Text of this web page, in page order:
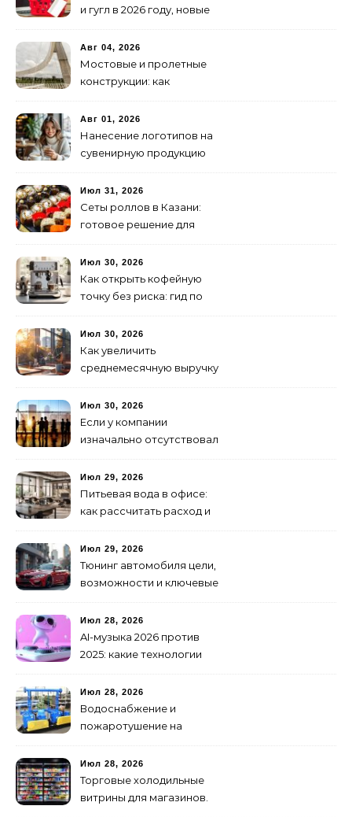
и гугл в 2026 году, новые
Авг 04, 2026
Мостовые и пролетные
конструкции: как
изготовление и поставку
Авг 01, 2026
Нанесение логотипов на
сувенирную продукцию
Июл 31, 2026
Сеты роллов в Казани:
готовое решение для
друзьями
Июл 30, 2026
Как открыть кофейную
точку без риска: гид по
Июл 30, 2026
Как увеличить
среднемесячную выручку
лишних затрат
Июл 30, 2026
Если у компании
изначально отсутствовал
как не утонуть в хаосе
Июл 29, 2026
Питьевая вода в офисе:
как рассчитать расход и
Июл 29, 2026
Тюнинг автомобиля цели,
возможности и ключевые
транспортных средств
Июл 28, 2026
AI-музыка 2026 против
2025: какие технологии
создание клипов
изменилось навсегда
Июл 28, 2026
Водоснабжение и
пожаротушение на
оборудование
предусмотреть заранее
Июл 28, 2026
Торговые холодильные
витрины для магазинов.